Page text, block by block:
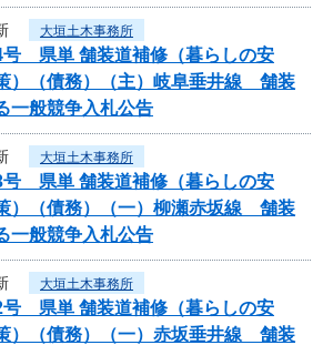
大垣土木事務所
号 県単 舗装道補修（暮らしの安
）（債務）（主）岐阜垂井線 舗装
一般競争入札公告
大垣土木事務所
号 県単 舗装道補修（暮らしの安
）（債務）（一）柳瀬赤坂線 舗装
一般競争入札公告
大垣土木事務所
号 県単 舗装道補修（暮らしの安
）（債務）（一）赤坂垂井線 舗装